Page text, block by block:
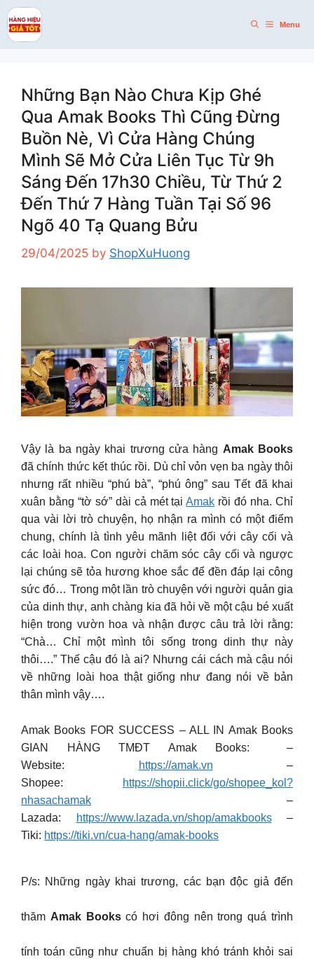
Skip
to
content
Menu
Những Bạn Nào Chưa Kịp Ghé
Qua Amak Books Thì Cũng Đừng
Buồn Nè, Vì Cửa Hàng Chúng
Mình Sẽ Mở Cửa Liên Tục Từ 9h
Sáng Đến 17h30 Chiều, Từ Thứ 2
Đến Thứ 7 Hàng Tuần Tại Số 96
Ngõ 40 Tạ Quang Bửu
29/04/2025 by ShopXuHuong
Vậy là ba ngày khai trương cửa hàng Amak Books
đã chính thức kết thúc rồi. Dù chỉ vỏn vẹn ba ngày thôi
nhưng rất nhiều “phú bà”, “phú ông” sau Tết đã khai
xuân bằng “tờ sớ” dài cả mét tạiAmak rồi đó nha. Chỉ
qua vài lời trò chuyện, họ nhận ra mình có một điểm
chung, chính là tình yêu mãnh liệt đối với cây cối và
các loài hoa. Con người chăm sóc cây cối và ngược
lại chúng sẽ tỏa hương khoe sắc để đền đáp lại công
sức đó… Trong một lần trò chuyện với người quản gia
của dinh thự, anh chàng kia đã hỏi về một cậu bé xuất
hiện trong vườn hoa và nhận được câu trả lời rằng:
“Chà… Chỉ một mình tôi sống trong dinh thự này
thôi….” Thế cậu đó là ai? Nhưng cái cách mà cậu nói
về những loài hoa thật giống như đang nói về bản
thân mình vậy….
Amak Books FOR SUCCESS – ALL IN Amak Books
GIAN HÀNG TMĐT Amak Books: –
Website:
https://amak.vn –
Shopee:
https://shopii.click/go/shopee_kol?
nhasachamak –
Lazada:
https://www.lazada.vn/shop/amakbooks–
Tiki: https://tiki.vn/cua-hang/amak-books
P/s: Những ngày khai trương, các bạn độc giả đến
thăm Amak Bookscó hơi đông nên trong quá trình
tính toán cũng như chuẩn bị hàng khó tránh khỏi sai